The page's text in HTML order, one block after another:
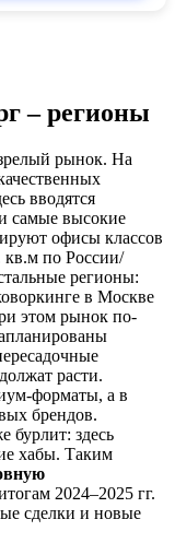
– регионы
рынок. На
вводятся
самые высокие
офисы классов
кв.м по России/
регионы:
в Москве
этом рынок по-
расти.
форматы, а в
брендов.
бурлит: здесь
хабы. Таким
2024–2025 гг.
сделки и новые